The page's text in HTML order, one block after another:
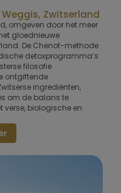
Zwitserland
omgeven door het meer
gloednieuwe
De Chenot-methode
detoxprogramma’s
filosofie
ontgiftende
ingrediënten,
om de balans te
verse, biologische en